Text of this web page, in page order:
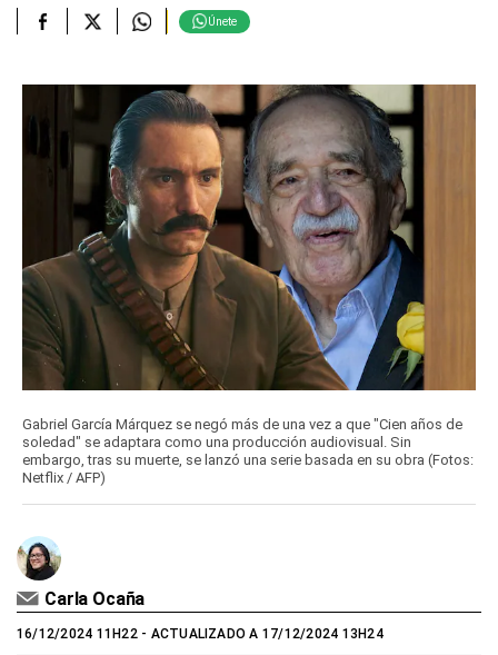
Únete
Gabriel García Márquez se negó más de una vez a que "Cien años de
soledad" se adaptara como una producción audiovisual. Sin
embargo, tras su muerte, se lanzó una serie basada en su obra (Fotos:
Netflix / AFP)
Carla Ocaña
16/12/2024 11H22- ACTUALIZADO A 17/12/2024 13H24